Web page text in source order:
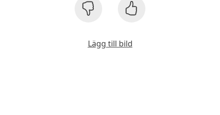
Lägg till bild